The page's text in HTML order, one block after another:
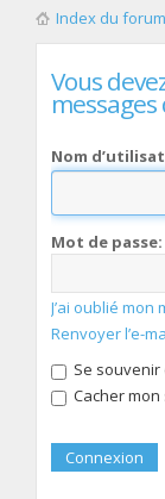
Les membres
Index du forum
Vous
Nom
Mot de passe:
J’ai oublié mon
Renvoyer l’e-
Se souvenir
Cacher